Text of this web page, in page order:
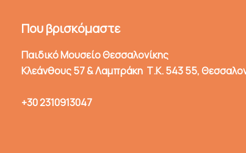
Που βρισκόμαστε
Παιδικό Μουσείο Θεσσαλονίκης
Κλεάνθους 57 & Λαμπράκη Τ.Κ. 543 55,
+30 2310913047